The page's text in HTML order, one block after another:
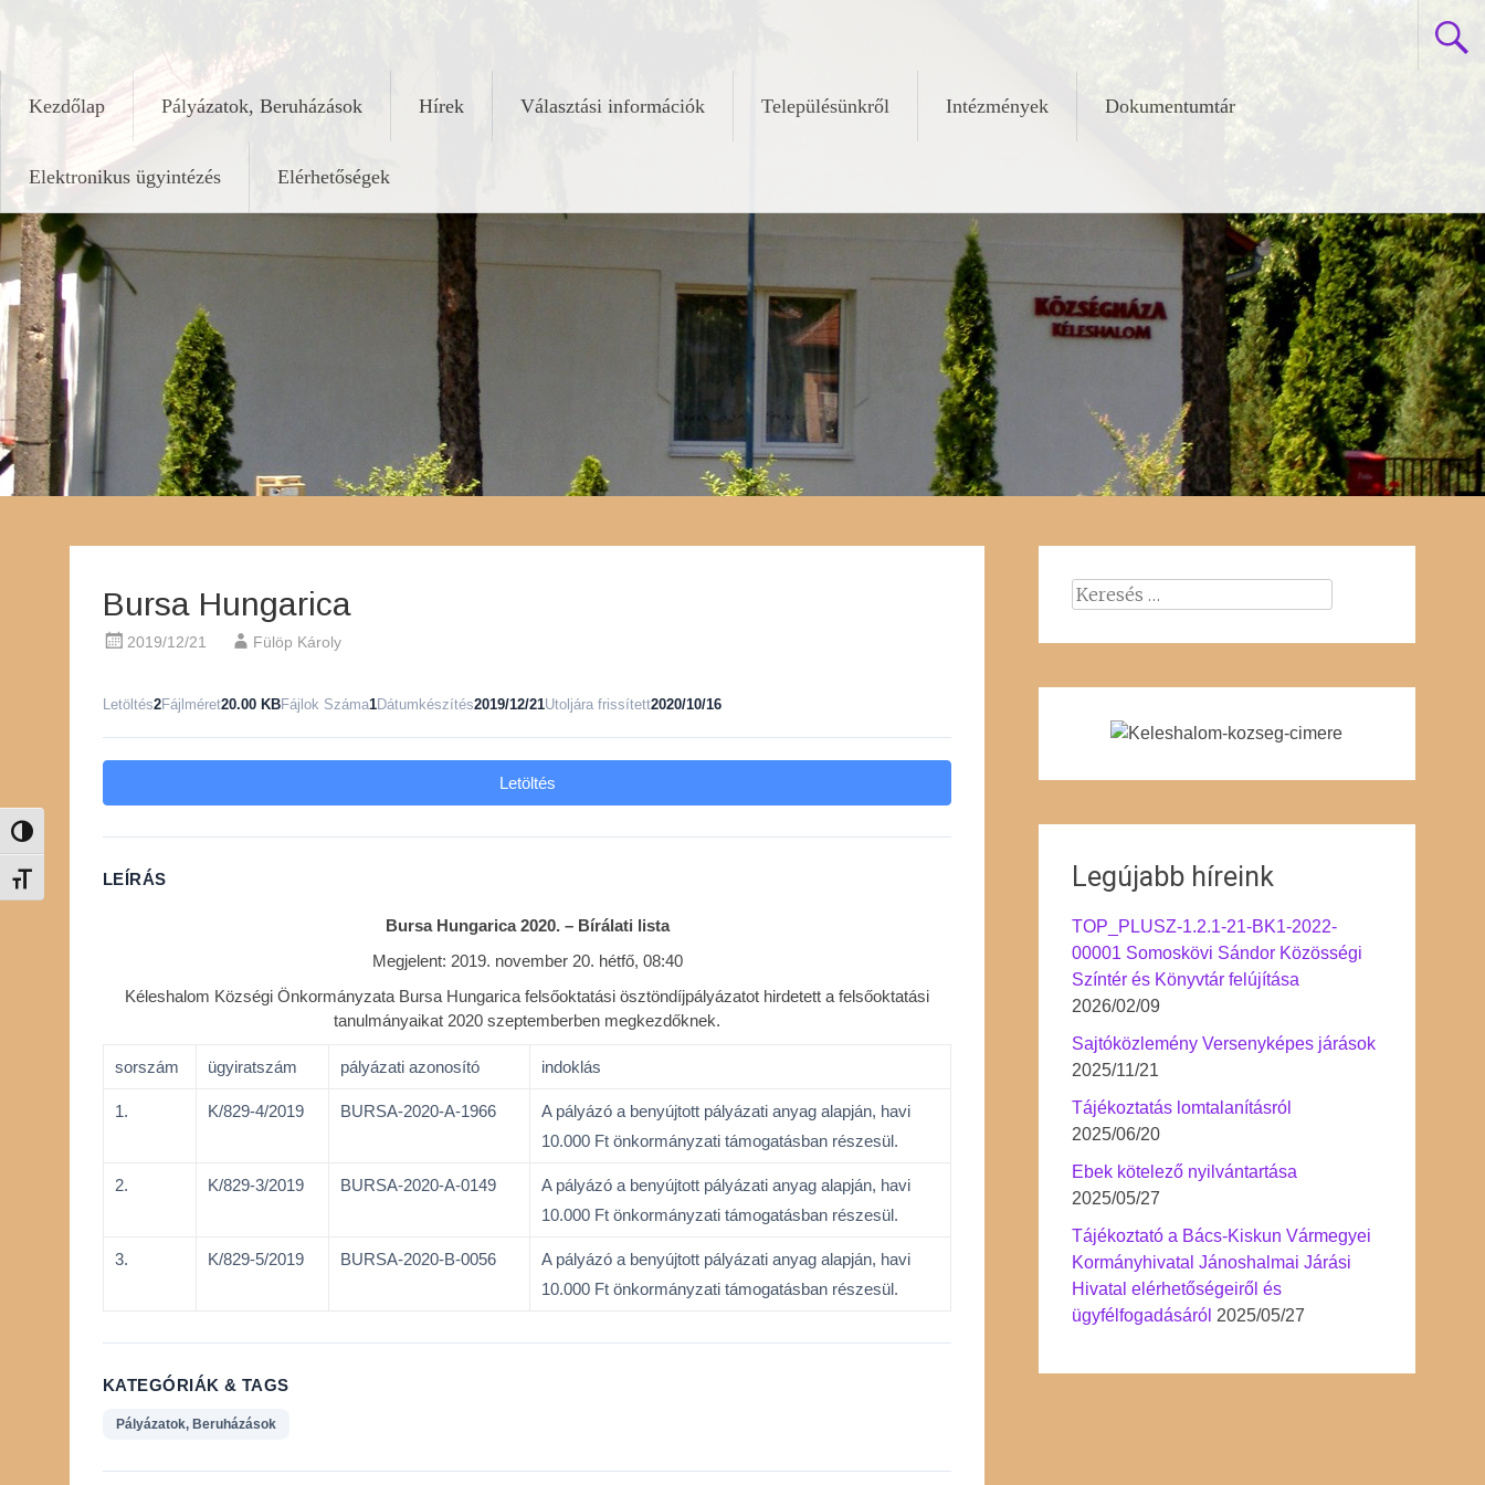
Nagy kontraszt váltása
Betűméret váltása
Kezdőlap Pályázatok, Beruházások Hírek Választási információk Településünkről Intézmények Dokumentumtár
Elektronikus ügyintézés Elérhetőségek
Bursa Hungarica
2019/12/21 Fülöp Károly
Letöltés2Fájlméret20.00 KBFájlok Száma1Dátumkészítés2019/12/21Utoljára frissített2020/10/16
Letöltés
LEÍRÁS
Bursa Hungarica 2020. – Bírálati lista
Megjelent: 2019. november 20. hétfő, 08:40
Kéleshalom Községi Önkormányzata Bursa Hungarica felsőoktatási ösztöndíjpályázatot hirdetett a felsőoktatási
tanulmányaikat 2020 szeptemberben megkezdőknek.
sorszám ügyiratszám pályázati azonosító indoklás
1. K/829-4/2019 BURSA-2020-A-1966
A pályázó a benyújtott pályázati anyag alapján, havi
10.000 Ft önkormányzati támogatásban részesül.
2. K/829-3/2019 BURSA-2020-A-0149
A pályázó a benyújtott pályázati anyag alapján, havi
10.000 Ft önkormányzati támogatásban részesül.
3. K/829-5/2019 BURSA-2020-B-0056
A pályázó a benyújtott pályázati anyag alapján, havi
10.000 Ft önkormányzati támogatásban részesül.
KATEGÓRIÁK & TAGS
Pályázatok, Beruházások
Keresés:
Legújabb híreink
TOP_PLUSZ-1.2.1-21-BK1-2022-
00001 Somoskövi Sándor Közösségi
Színtér és Könyvtár felújítása
2026/02/09
Sajtóközlemény Versenyképes járások
2025/11/21
Tájékoztatás lomtalanításról
2025/06/20
Ebek kötelező nyilvántartása
2025/05/27
Tájékoztató a Bács-Kiskun Vármegyei
Kormányhivatal Jánoshalmai Járási
Hivatal elérhetőségeiről és
ügyfélfogadásáról 2025/05/27